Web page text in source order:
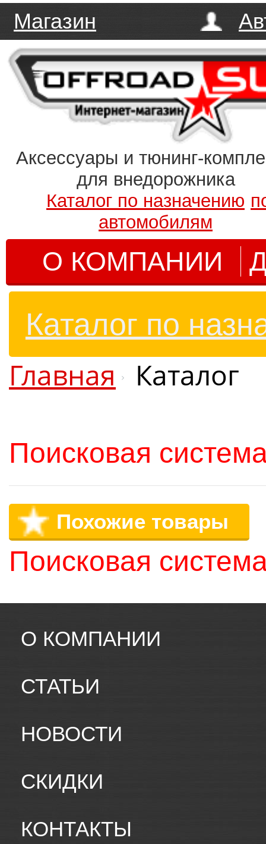
Магазин
Аксессуары и тюнинг-
для внедорожника
Каталог по назначению
автомобилям
О КОМПАНИИ
Каталог по
Главная Каталог
Поисковая
Похожие товары
Поисковая
О КОМПАНИИ
СТАТЬИ
НОВОСТИ
СКИДКИ
КОНТАКТЫ